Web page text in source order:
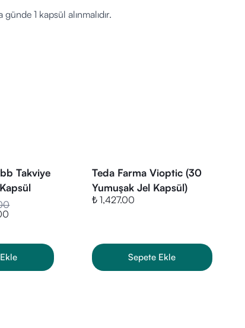
1 kapsül alınmalıdır.
tercih edebilir.
Takviye
Teda Farma Vioptic (30
Yumuşak Jel Kapsül)
₺ 1,427.00
Sepete Ekle